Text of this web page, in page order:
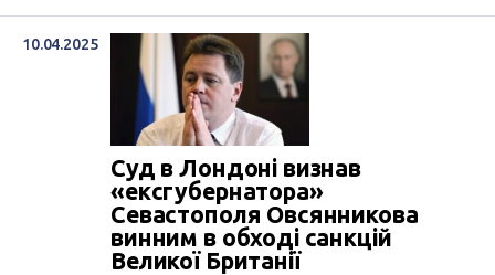
10.04.2025
Суд в Лондоні визнав
«ексгубернатора»
Севастополя Овсянникова
винним в обході санкцій
Великої Британії